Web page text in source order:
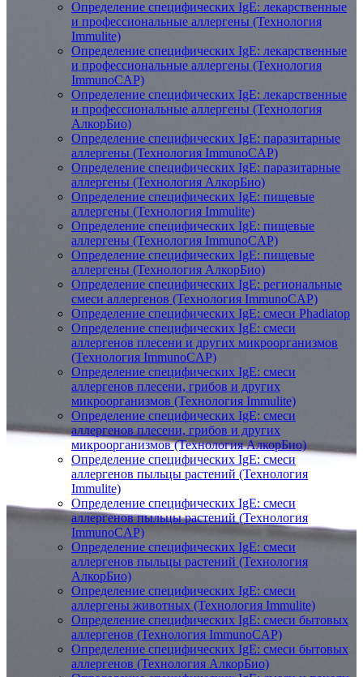
Определение специфических IgE: лекарственные
и профессиональные аллергены (Технология
Immulite)
Определение специфических IgE: лекарственные
и профессиональные аллергены (Технология
ImmunoCAP)
Определение специфических IgE: лекарственные
и профессиональные аллергены (Технология
АлкорБио)
Определение специфических IgE: паразитарные
аллергены (Технология ImmunoCAP)
Определение специфических IgE: паразитарные
аллергены (Технология АлкорБио)
Определение специфических IgE: пищевые
аллергены (Технология Immulite)
Определение специфических IgE: пищевые
аллергены (Технология ImmunoCAP)
Определение специфических IgE: пищевые
аллергены (Технология АлкорБио)
Определение специфических IgE: региональные
смеси аллергенов (Технология ImmunoCAP)
Определение специфических IgE: смеси Phadiatop
Определение специфических IgE: смеси
аллергенов плесени и других микроорганизмов
(Технология ImmunoCAP)
Определение специфических IgE: смеси
аллергенов плесени, грибов и других
микроорганизмов (Технология Immulite)
Определение специфических IgE: смеси
аллергенов плесени, грибов и других
микроорганизмов (Технология АлкорБио)
Определение специфических IgE: смеси
аллергенов пыльцы растений (Технология
Immulite)
Определение специфических IgE: смеси
аллергенов пыльцы растений (Технология
ImmunoCAP)
Определение специфических IgE: смеси
аллергенов пыльцы растений (Технология
АлкорБио)
Определение специфических IgE: смеси
аллергены животных (Технология Immulite)
Определение специфических IgE: смеси бытовых
аллергенов (Технология ImmunoCAP)
Определение специфических IgE: смеси бытовых
аллергенов (Технология АлкорБио)